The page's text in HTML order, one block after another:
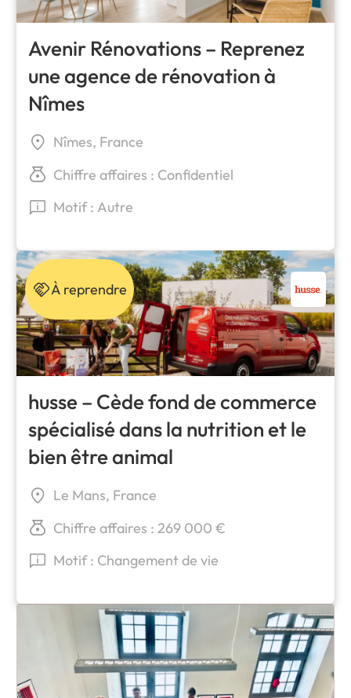
Avenir Rénovations – Reprenez
une agence de rénovation à
Nîmes
Nîmes, France
Chiffre affaires : Confidentiel
Motif : Autre
À reprendre
husse – Cède fond de commerce
spécialisé dans la nutrition et le
bien être animal
Le Mans, France
Chiffre affaires : 269 000 €
Motif : Changement de vie